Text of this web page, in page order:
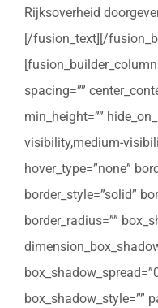
Rijksoverheid
[/fusion_text][/
[fusion_builder_column
spacing=””
min_height=””
visibility,medium-
hover_type=”none”
border_style=”solid”
border_radius=””
box_shadow_style=””